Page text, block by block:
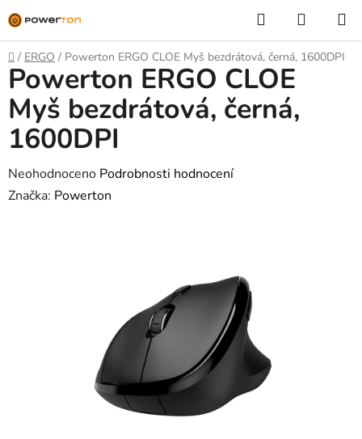
na
obsah
Hledat
KOŠÍK
Domů
/ ERGO / Powerton ERGO CLOE Myš bezdrátová, černá, 1600DPI
Powerton ERGO CLOE
Myš bezdrátová, černá,
1600DPI
Průměrné
hodnocení
Neohodnoceno Podrobnosti hodnocení
Značka: Powerton